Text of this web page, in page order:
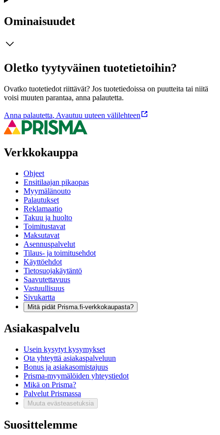
Ominaisuudet
Oletko tyytyväinen tuotetietoihin?
Ovatko tuotetiedot riittävät? Jos tuotetiedoissa on puutteita tai niitä
voisi muuten parantaa, anna palautetta.
Anna palautetta, Avautuu uuteen välilehteen
Verkkokauppa
Ohjeet
Ensitilaajan pikaopas
Myymälänouto
Palautukset
Reklamaatio
Takuu ja huolto
Toimitustavat
Maksutavat
Asennuspalvelut
Tilaus- ja toimitusehdot
Käyttöehdot
Tietosuojakäytäntö
Saavutettavuus
Vastuullisuus
Sivukartta
Mitä pidät Prisma.fi-verkkokaupasta?
Asiakaspalvelu
Usein kysytyt kysymykset
Ota yhteyttä asiakaspalveluun
Bonus ja asiakasomistajuus
Prisma-myymälöiden yhteystiedot
Mikä on Prisma?
Palvelut Prismassa
Muuta evästeasetuksia
Suosittelemme